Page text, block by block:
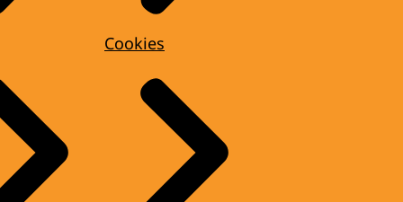
Cookies